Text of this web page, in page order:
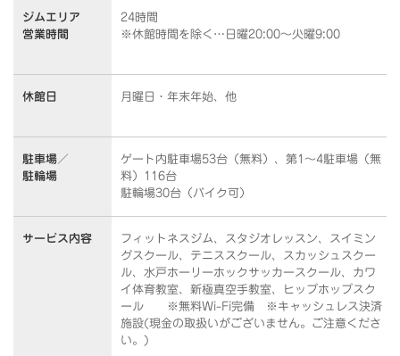
ジムエリア
営業時間
24時間
※休館時間を除く…日曜20:00～火曜9:00
休館日 月曜日・年末年始、他
駐車場／
駐輪場
ゲート内駐車場53台（無料）、第1～4駐車場（無
料）116台
駐輪場30台（バイク可）
サービス内容
フィットネスジム、スタジオレッスン、スイミン
グスクール、テニススクール、スカッシュスクー
ル、水戸ホーリーホックサッカースクール、カワ
イ体育教室、新極真空手教室、ヒップホップスク
ール ※無料Wi-Fi完備 ※キャッシュレス決済
施設(現金の取扱いがございません。ご注意くださ
い。)